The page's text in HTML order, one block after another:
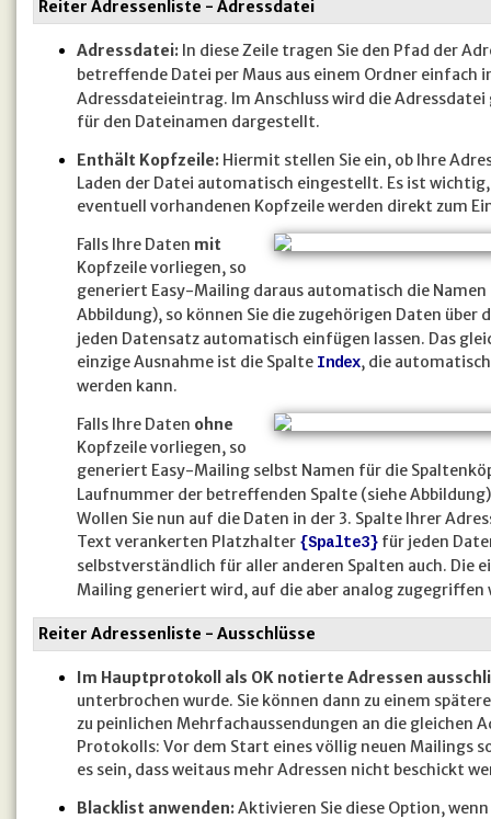
Reiter Adressenliste - Adressdatei
Adressdatei: In diese Zeile tragen Sie den Pfad der
betreffende Datei per Maus aus einem Ordner einfach
Adressdateieintrag. Im Anschluss wird die
für den Dateinamen dargestellt.
Enthält Kopfzeile: Hiermit stellen Sie ein, ob Ihre
Laden der Datei automatisch eingestellt. Es ist
eventuell vorhandenen Kopfzeile werden direkt zum
Falls Ihre Daten mit
Kopfzeile vorliegen, so
generiert Easy-Mailing daraus automatisch die
Abbildung), so können Sie die zugehörigen Daten
jeden Datensatz automatisch einfügen lassen. Das
einzige Ausnahme ist die Spalte Index, die
werden kann.
Falls Ihre Daten ohne
Kopfzeile vorliegen, so
generiert Easy-Mailing selbst Namen für die
Laufnummer der betreffenden Spalte (siehe
Wollen Sie nun auf die Daten in der 3. Spalte Ihrer
Text verankerten Platzhalter {Spalte3} für jeden
selbstverständlich für aller anderen Spalten auch. Die
Mailing generiert wird, auf die aber analog zugegriffen
Reiter Adressenliste - Ausschlüsse
Im Hauptprotokoll als OK notierte Adressen
unterbrochen wurde. Sie können dann zu einem
zu peinlichen Mehrfachaussendungen an die gleichen
Protokolls: Vor dem Start eines völlig neuen Mailings
es sein, dass weitaus mehr Adressen nicht beschickt
Blacklist anwenden:Aktivieren Sie diese Option,